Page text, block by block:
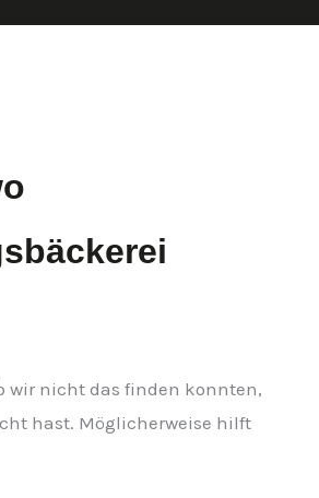
wir nicht das finden konnten,
hast. Möglicherweise hilft